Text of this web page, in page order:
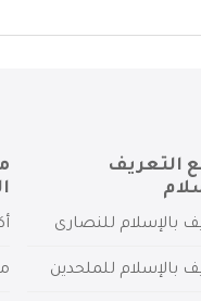
التعريف
بالإسلام للنصارى
بالإسلام للملحدين